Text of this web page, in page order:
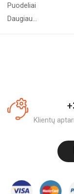
Puodeliai
Daugiau...
Klientų